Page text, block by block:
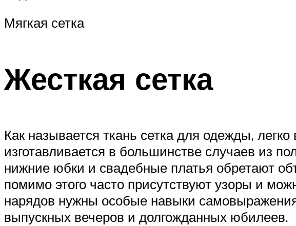
Мягкая сетка
Жесткая сетка
Как называется ткань сетка для одежды,
изготавливается в большинстве случаев из
нижние юбки и свадебные платья обретают
помимо этого часто присутствуют узоры и
нарядов нужны особые навыки
выпускных вечеров и долгожданных юбилеев.